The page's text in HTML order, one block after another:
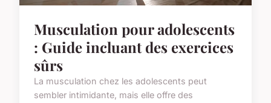
Musculation pour adolescents
: Guide incluant des exercices
sûrs
La musculation chez les adolescents peut
sembler intimidante, mais elle offre des